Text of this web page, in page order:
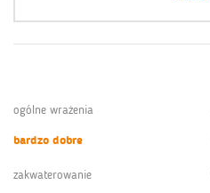
ogólne wrażenia
bardzo dobre
zakwaterowanie